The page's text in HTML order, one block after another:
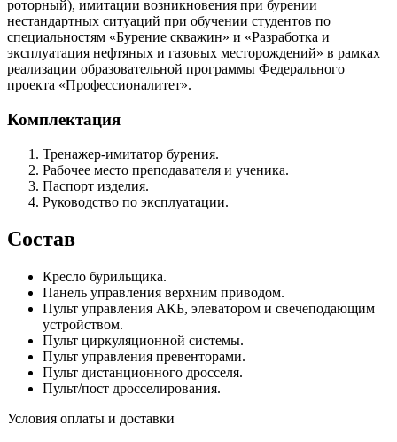
роторный), имитации возникновения при бурении
нестандартных ситуаций при обучении студентов по
специальностям «Бурение скважин» и «Разработка и
эксплуатация нефтяных и газовых месторождений» в рамках
реализации образовательной программы Федерального
проекта «Профессионалитет».
Комплектация
Тренажер-имитатор бурения.
Рабочее место преподавателя и ученика.
Паспорт изделия.
Руководство по эксплуатации.
Состав
Кресло бурильщика.
Панель управления верхним приводом.
Пульт управления АКБ, элеватором и свечеподающим
устройством.
Пульт циркуляционной системы.
Пульт управления превенторами.
Пульт дистанционного дросселя.
Пульт/пост дросселирования.
Условия оплаты и доставки